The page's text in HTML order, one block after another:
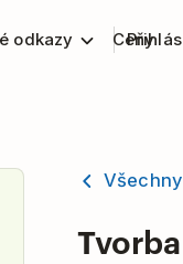
odkazy Ceny